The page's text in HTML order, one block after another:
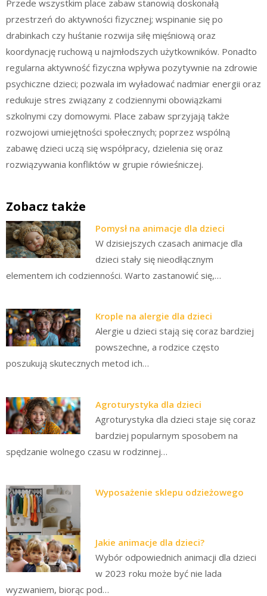
Przede wszystkim place zabaw stanowią doskonałą
przestrzeń do aktywności fizycznej; wspinanie się po
drabinkach czy huśtanie rozwija siłę mięśniową oraz
koordynację ruchową u najmłodszych użytkowników. Ponadto
regularna aktywność fizyczna wpływa pozytywnie na zdrowie
psychiczne dzieci; pozwala im wyładować nadmiar energii oraz
redukuje stres związany z codziennymi obowiązkami
szkolnymi czy domowymi. Place zabaw sprzyjają także
rozwojowi umiejętności społecznych; poprzez wspólną
zabawę dzieci uczą się współpracy, dzielenia się oraz
rozwiązywania konfliktów w grupie rówieśniczej.
Zobacz także
Pomysł na animacje dla dzieci
W dzisiejszych czasach animacje dla
dzieci stały się nieodłącznym
elementem ich codzienności. Warto zastanowić się,…
Krople na alergie dla dzieci
Alergie u dzieci stają się coraz bardziej
powszechne, a rodzice często
poszukują skutecznych metod ich…
Agroturystyka dla dzieci
Agroturystyka dla dzieci staje się coraz
bardziej popularnym sposobem na
spędzanie wolnego czasu w rodzinnej…
Wyposażenie sklepu odzieżowego
Jakie animacje dla dzieci?
Wybór odpowiednich animacji dla dzieci
w 2023 roku może być nie lada
wyzwaniem, biorąc pod…